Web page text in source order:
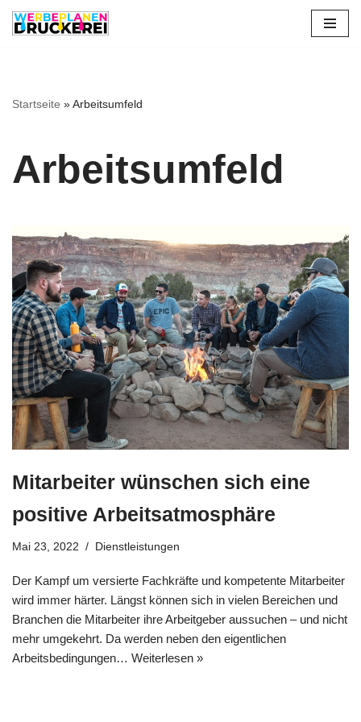
Startseite »Arbeitsumfeld
Arbeitsumfeld
Mitarbeiter wünschen sich eine
positive Arbeitsatmosphäre
Mai 23, 2022 Dienstleistungen
Der Kampf um versierte Fachkräfte und kompetente Mitarbeiter
wird immer härter. Längst können sich in vielen Bereichen und
Branchen die Mitarbeiter ihre Arbeitgeber aussuchen – und nicht
mehr umgekehrt. Da werden neben den eigentlichen
Arbeitsbedingungen… Weiterlesen »